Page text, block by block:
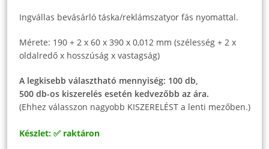
Ingvállas bevásárló táska/reklámszatyor fás nyomattal.
Mérete: 190 + 2 x 60 x 390 x 0,012 mm (szélesség + 2 x
oldalredő x hosszúság x vastagság)
A legkisebb választható mennyiség: 100 db,
500 db-os kiszerelés esetén kedvezőbb az ára.
(Ehhez válasszon nagyobb KISZERELÉST a lenti mezőben.)
Készlet: ✅ raktáron